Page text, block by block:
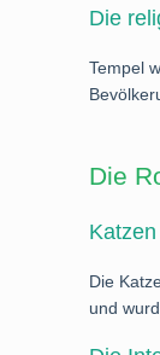
Die
Tempel
Die
Die
und